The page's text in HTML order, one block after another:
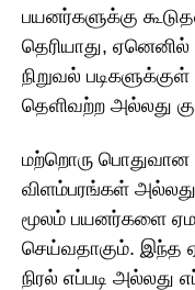
பயனர்களுக்கு
தெரியாது,
நிறுவல்
தெளிவற்ற அல்லது
மற்றொரு பொதுவான
விளம்பரங்கள் அல்லது
மூலம் பயனர்களை
செய்வதாகும். இந்த
நிரல் எப்படி அல்லது